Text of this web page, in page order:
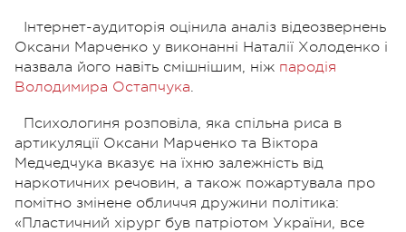
Інтернет-аудиторія оцінила аналіз відеозвернень
Оксани Марченко у виконанні Наталії Холоденко і
назвала його навіть смішнішим, ніж пародія
Володимира Остапчука.
Психологиня розповіла, яка спільна риса в
артикуляції Оксани Марченко та Віктора
Медчедчука вказує на їхню залежність від
наркотичних речовин, а також пожартувала про
помітно змінене обличчя дружини політика:
«Пластичний хірург був патріотом України, все